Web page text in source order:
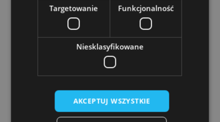
mailem na adres podany w danych
wejściowych (np. do kontrahenta albo do
biura rachunkowego).
Dzięki temu KSeF nie komplikuje codziennej
Targetowanie Funkcjonalność
Niesklasyfikowane
AKCEPTUJ WSZYSTKIE